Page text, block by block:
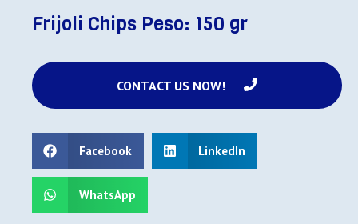
Frijoli Chips Peso: 150 gr
CONTACT US NOW!
Facebook LinkedIn
WhatsApp